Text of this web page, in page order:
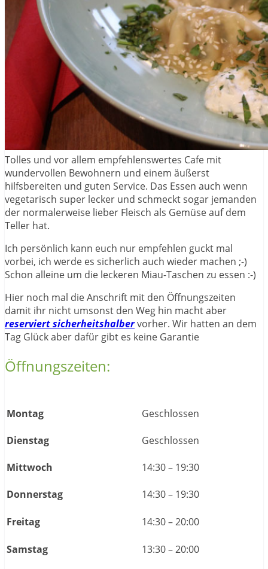
Tolles und vor allem empfehlenswertes Cafe mit
wundervollen Bewohnern und einem äußerst
hilfsbereiten und guten Service. Das Essen auch wenn
vegetarisch super lecker und schmeckt sogar jemanden
der normalerweise lieber Fleisch als Gemüse auf dem
Teller hat.
Ich persönlich kann euch nur empfehlen guckt mal
vorbei, ich werde es sicherlich auch wieder machen ;-)
Schon alleine um die leckeren Miau-Taschen zu essen :-)
Hier noch mal die Anschrift mit den Öffnungszeiten
damit ihr nicht umsonst den Weg hin macht aber
reserviert sicherheitshalbervorher. Wir hatten an dem
Tag Glück aber dafür gibt es keine Garantie
Öffnungszeiten:
Montag Geschlossen
Dienstag Geschlossen
Mittwoch 14:30 – 19:30
Donnerstag 14:30 – 19:30
Freitag 14:30 – 20:00
Samstag 13:30 – 20:00